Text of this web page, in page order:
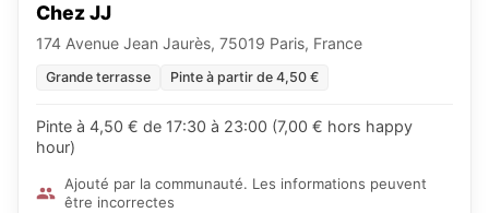
Chez JJ
174 Avenue Jean Jaurès, 75019 Paris, France
Grande terrasse Pinte à partir de 4,50 €
Pinte à 4,50 € de 17:30 à 23:00 (7,00 € hors happy
hour)
Ajouté par la communauté. Les informations peuvent
être incorrectes